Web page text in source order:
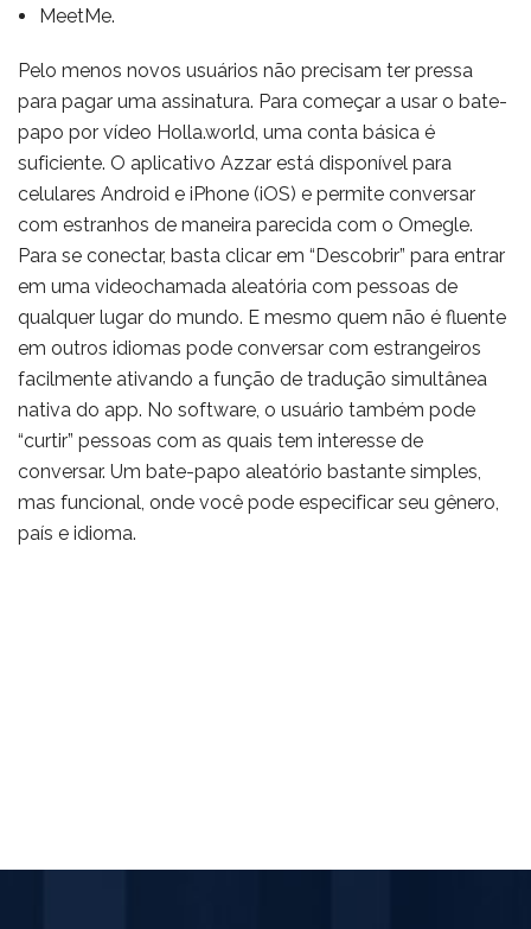
MeetMe.
Pelo menos novos usuários não precisam ter pressa
para pagar uma assinatura. Para começar a usar o bate-
papo por vídeo Holla.world, uma conta básica é
suficiente. O aplicativo Azzar está disponível para
celulares Android e iPhone (iOS) e permite conversar
com estranhos de maneira parecida com o Omegle.
Para se conectar, basta clicar em “Descobrir” para entrar
em uma videochamada aleatória com pessoas de
qualquer lugar do mundo. E mesmo quem não é fluente
em outros idiomas pode conversar com estrangeiros
facilmente ativando a função de tradução simultânea
nativa do app. No software, o usuário também pode
“curtir” pessoas com as quais tem interesse de
conversar. Um bate-papo aleatório bastante simples,
mas funcional, onde você pode especificar seu gênero,
país e idioma.